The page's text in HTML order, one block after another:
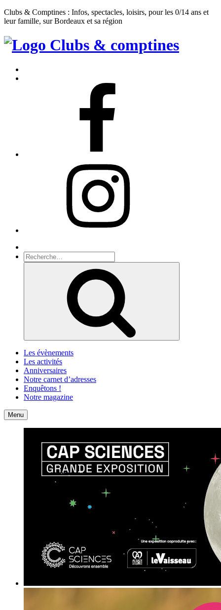
Clubs & Comptines : Infos, spectacles, loisirs, pour les 0/14 ans et
leur famille, sur Bordeaux et sa région
Clubs
Comptines
Recherche
pour
Les évènements
Les activités
Anniversaires
Notre carnet d’adresses
Enquêtons !
Notre magazine
Accueil
Menu Contact